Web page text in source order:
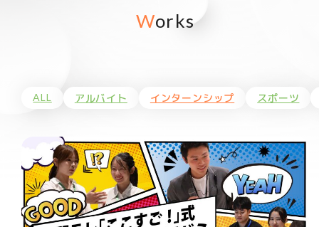
Works
ALL アルバイト インターンシップ スポーツ